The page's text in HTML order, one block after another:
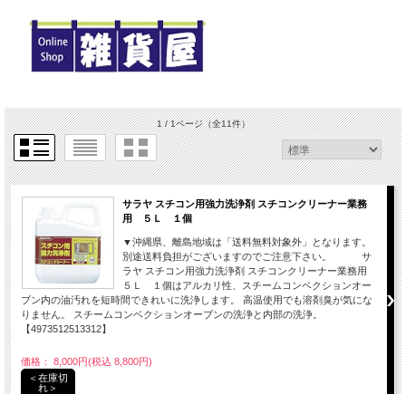
1 / 1ページ（全11件）
サラヤ スチコン用強力洗浄剤 スチコンクリーナー業務
用 ５Ｌ １個
▼沖縄県、離島地域は「送料無料対象外」となります。
別途送料負担がございますのでご注意下さい。 サ
ラヤ スチコン用強力洗浄剤 スチコンクリーナー業務用
５Ｌ １個はアルカリ性、スチームコンベクションオー
ブン内の油汚れを短時間できれいに洗浄します。 高温使用でも溶剤臭が気にな
りません。 スチームコンベクションオーブンの洗浄と内部の洗浄。
【4973512513312】
価格： 8,000円(税込 8,800円)
＜在庫切
れ＞